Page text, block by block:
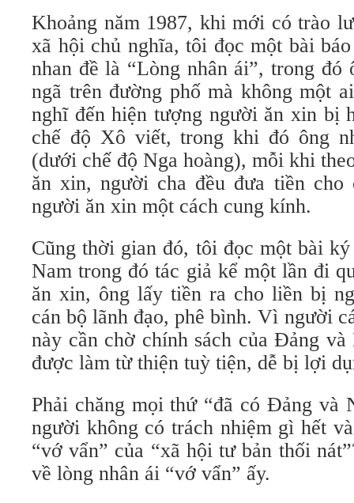
Khoảng năm 1987, khi mới có trào
xã hội chủ nghĩa, tôi đọc một bài
nhan đề là “Lòng nhân ái”, trong đó
ngã trên đường phố mà không một
nghĩ đến hiện tượng người ăn xin bị
chế độ Xô viết, trong khi đó ông
(dưới chế độ Nga hoàng), mỗi khi
ăn xin, người cha đều đưa tiền cho
người ăn xin một cách cung kính.
Cũng thời gian đó, tôi đọc một bài
Nam trong đó tác giả kể một lần đi
ăn xin, ông lấy tiền ra cho liền bị
cán bộ lãnh đạo, phê bình. Vì người
này cần chờ chính sách của Đảng
được làm từ thiện tuỳ tiện, dễ bị lợi
Phải chăng mọi thứ “đã có Đảng và
người không có trách nhiệm gì hết
“vớ vẩn” của “xã hội tư bản thối
về lòng nhân ái “vớ vẩn” ấy.